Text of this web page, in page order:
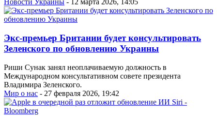
Новости Украины - 12 марта 2026, 14:05
Экс-премьер Британии будет консультировать
Зеленского по обновлению Украины
Риши Сунак занял неоплачиваемую должность в
Международном консультативном совете президента
Владимира Зеленского.
Мир о нас - 27 февраля 2026, 19:42